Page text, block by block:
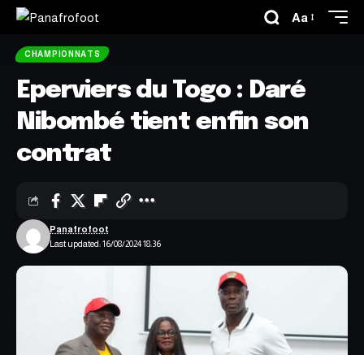
Aa
CHAMPIONNATS
Eperviers du Togo : Daré
Nibombé tient enfin son
contrat
Last updated: 16/08/2024 18:36
Panafrofoot